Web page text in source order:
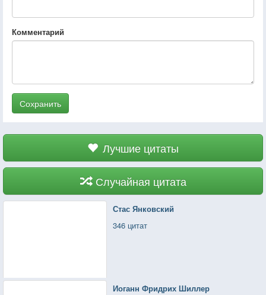
Комментарий
Сохранить
Лучшие цитаты
Случайная цитата
Стас Янковский
346 цитат
Иоганн Фридрих Шиллер